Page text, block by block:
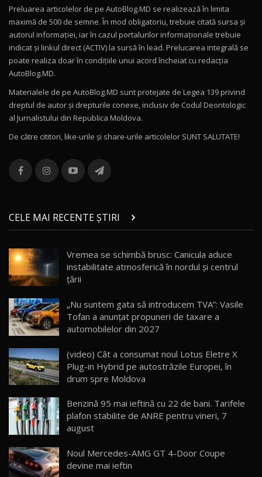
Mercedes-AMG E 53 HYBRID 4MATIC+ / Test
Drive AutoBlog.MD
16:27
11
Noul Volvo ES90 / Test Drive AutoBlog.MD
12
Noul MG HS / Test Drive AutoBlog.MD
16:48
13
combină aventura cu luxul / AutoBlog.MD
36:08
chinez care face lumea să se întoarcă după el
/ AutoBlog.MD
17:27
15 14:37
16
AutoBlogMD
17 20:06
Va fi modelul nr.1 BYD în Moldova? BYD Seal U
30:08
Noul Geely EX5 EM-i care a cucerit Moldova
AutoBlog.MD
23:36
Preluarea articolelor de pe AutoBlog.MD se realizează în limita
maximă de 500 de semne. În mod obligatoriu, trebuie citată sursa și
autorul informației, iar în cazul portalurilor informaționale trebuie
indicat și linkul direct (ACTIV) la sursă în lead. Prelucarea integrală se
poate realiza doar în condițiile unui acord încheiat cu redacţia
AutoBlog.MD.
Materialele de pe AutoBlog.MD sunt protejate de Legea 139 privind
dreptul de autor și drepturile conexe, inclusiv de Codul Deontologic
al Jurnalistului din Republica Moldova.
De către cititori, like-urile şi share-urile articolelor SUNT SALUTATE!
CELE MAI RECENTE ȘTIRI
Vremea se schimbă brusc: Canicula aduce
instabilitate atmosferică în nordul și centrul
țării
„Nu suntem gata să introducem TVA”: Vasile
Tofan a anunțat propuneri de taxare a
automobilelor din 2027
(video) Cât a consumat noul Lotus Eletre X
Plug-in Hybrid pe autostrăzile Europei, în
drum spre Moldova
Benzină 95 mai ieftină cu 22 de bani. Tarifele
plafon stabilite de ANRE pentru vineri, 7
august
Noul Mercedes-AMG GT 4-Door Coupe
devine mai ieftin